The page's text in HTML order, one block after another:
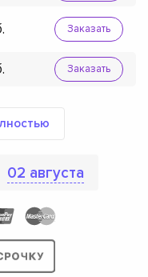
Заказать
Заказать
02 августа